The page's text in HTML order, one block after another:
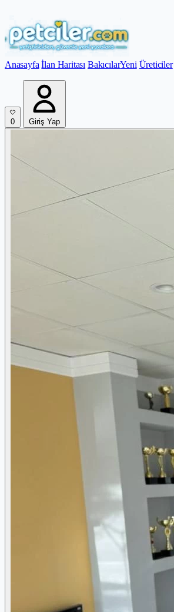
Anasayfa İlan Haritası BakıcılarYeni Üreticiler
0 Giriş Yap